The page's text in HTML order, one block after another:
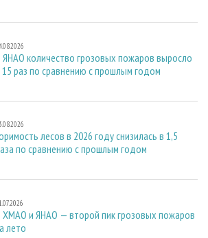
ЯНАО количество грозовых пожаров выросло
15 раз по сравнению с прошлым годом
лесов в 2026 году снизилась в 1,5
по сравнению с прошлым годом
ХМАО и ЯНАО — второй пик грозовых пожаров
лето